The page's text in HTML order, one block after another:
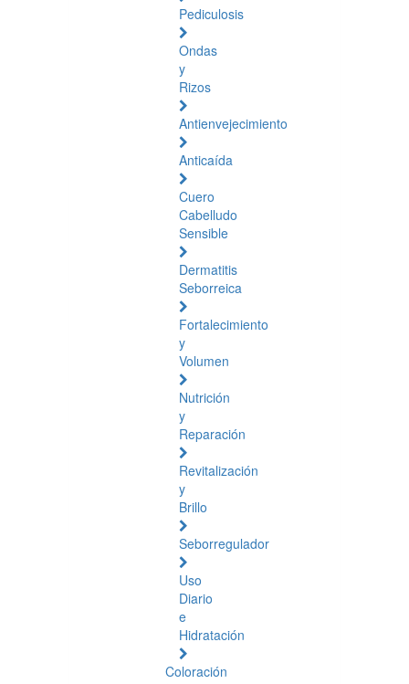
Pediculosis
Ondas
y
Rizos
Antienvejecimiento
Anticaída
Cuero
Cabelludo
Sensible
Dermatitis
Seborreica
Fortalecimiento
y
Volumen
Nutrición
y
Reparación
Revitalización
y
Brillo
Seborregulador
Uso
Diario
e
Hidratación
Coloración